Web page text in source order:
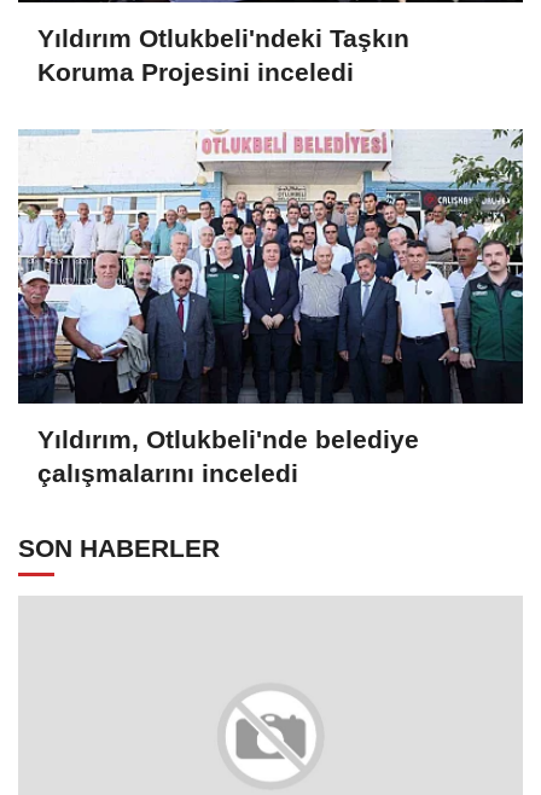
Yıldırım Otlukbeli'ndeki Taşkın
Koruma Projesini inceledi
Yıldırım, Otlukbeli'nde belediye
çalışmalarını inceledi
SON HABERLER